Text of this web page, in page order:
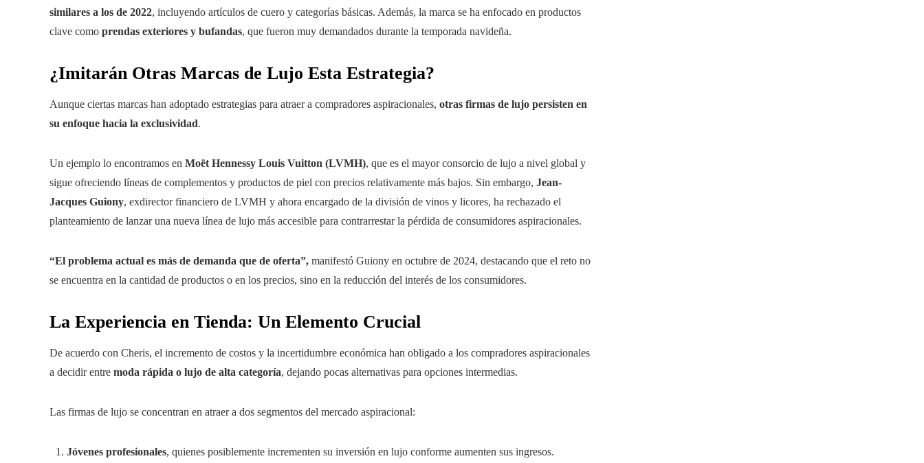
similares a los de 2022, incluyendo artículos de cuero y categorías básicas. Además, la marca se ha enfocado en productos
clave como prendas exteriores y bufandas, que fueron muy demandados durante la temporada navideña.
¿Imitarán Otras Marcas de Lujo Esta Estrategia?
Aunque ciertas marcas han adoptado estrategias para atraer a compradores aspiracionales, otras firmas de lujo persisten en
su enfoque hacia la exclusividad.
Un ejemplo lo encontramos en Moët Hennessy Louis Vuitton (LVMH), que es el mayor consorcio de lujo a nivel global y
sigue ofreciendo líneas de complementos y productos de piel con precios relativamente más bajos. Sin embargo, Jean-
Jacques Guiony, exdirector financiero de LVMH y ahora encargado de la división de vinos y licores, ha rechazado el
planteamiento de lanzar una nueva línea de lujo más accesible para contrarrestar la pérdida de consumidores aspiracionales.
“El problema actual es más de demanda que de oferta”, manifestó Guiony en octubre de 2024, destacando que el reto no
se encuentra en la cantidad de productos o en los precios, sino en la reducción del interés de los consumidores.
La Experiencia en Tienda: Un Elemento Crucial
De acuerdo con Cheris, el incremento de costos y la incertidumbre económica han obligado a los compradores aspiracionales
a decidir entre moda rápida o lujo de alta categoría, dejando pocas alternativas para opciones intermedias.
Las firmas de lujo se concentran en atraer a dos segmentos del mercado aspiracional:
Jóvenes profesionales, quienes posiblemente incrementen su inversión en lujo conforme aumenten sus ingresos.